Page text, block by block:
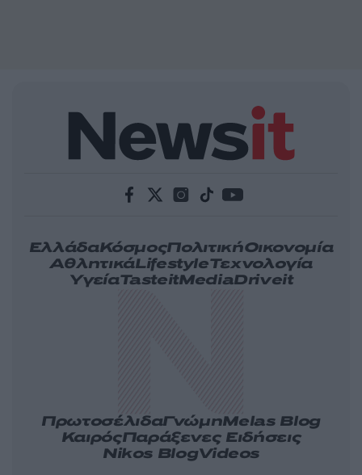
ΕλλάδαΚόσμοςΠολιτικήΟικονομία
ΑθλητικάLifestyleΤεχνολογία
ΥγείαTasteitMediaDriveit
ΠρωτοσέλιδαΓνώμηMelas Blog
ΚαιρόςΠαράξενες Ειδήσεις
Nikos BlogVideos